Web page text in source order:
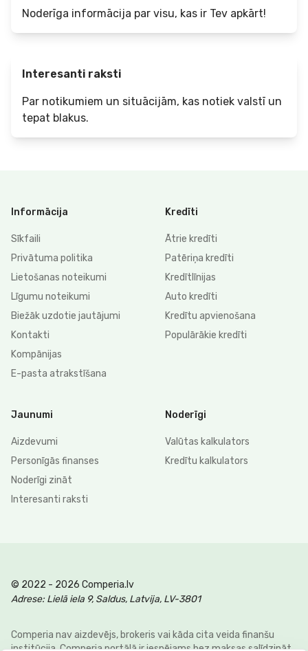
Noderīga informācija par visu, kas ir Tev apkārt!
Interesanti raksti
Par notikumiem un situācijām, kas notiek valstī un
tepat blakus.
Informācija
Sīkfaili
Privātuma politika
Lietošanas noteikumi
Līgumu noteikumi
Biežāk uzdotie jautājumi
Kontakti
Kompānijas
E-pasta atrakstīšana
Kredīti
Ātrie kredīti
Patēriņa kredīti
Kredītlīnijas
Auto kredīti
Kredītu apvienošana
Populārākie kredīti
Jaunumi
Aizdevumi
Personīgās finanses
Noderīgi zināt
Interesanti raksti
Noderīgi
Valūtas kalkulators
Kredītu kalkulators
© 2022 - 2026 Comperia.lv
Adrese: Lielā iela 9, Saldus, Latvija, LV-3801
Comperia nav aizdevējs, brokeris vai kāda cita veida finanšu
institūcija. Comperia portālā ir iespējams bez maksas salīdzināt